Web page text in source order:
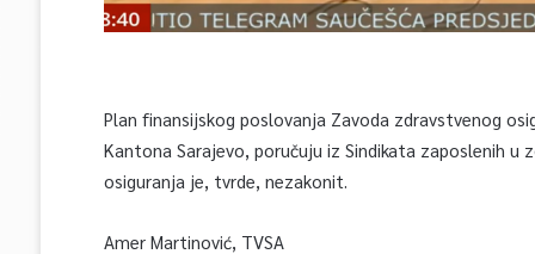
Plan finansijskog poslovanja Zavoda zdravstvenog
Kantona Sarajevo, poručuju iz Sindikata zaposlenih u
osiguranja je, tvrde, nezakonit.
Amer Martinović, TVSA